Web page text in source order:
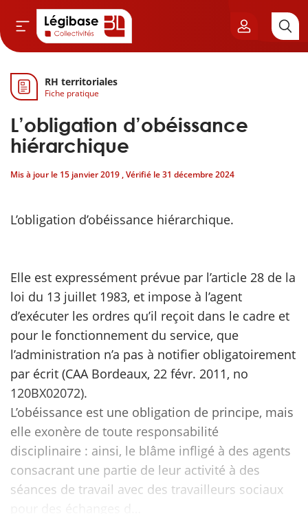
& Cimetières
& Élu local
& Finances locales
publique
RH territoriales
Fiche pratique
L’obligation d’obéissance
hiérarchique
Mis à jour le 15 janvier 2019 , Vérifié le31 décembre 2024
L’obligation d’obéissance hiérarchique.
Elle est expressément prévue par l’article 28 de la
loi du 13 juillet 1983, et impose à l’agent
d’exécuter les ordres qu’il reçoit dans le cadre et
pour le fonctionnement du service, que
l’administration n’a pas à notifier obligatoirement
par écrit (CAA Bordeaux, 22 févr. 2011, no
120BX02072).
L’obéissance est une obligation de principe, mais
elle exonère de toute responsabilité
disciplinaire : ainsi, le blâme infligé à des agents
consacrant une partie de leur activité à des
séances de travail avec des travailleurs sociaux